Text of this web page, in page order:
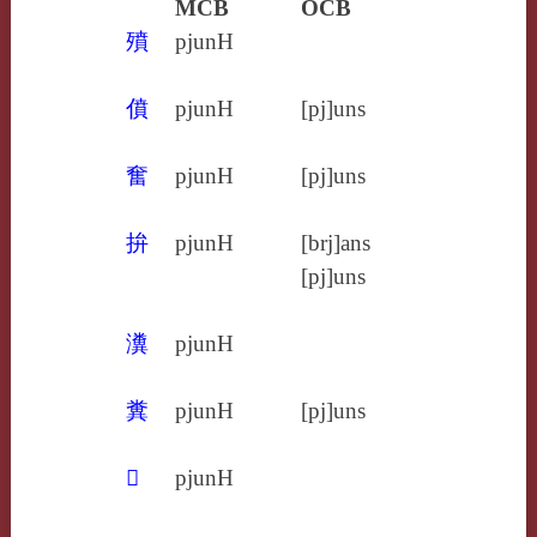
MCB
OCB
㱵
pjunH
僨 pjunH [pj]uns
奮 pjunH [pj]uns
拚 pjunH
[brj]ans
[pj]uns
瀵 pjunH
糞 pjunH [pj]uns
𡊅 pjunH